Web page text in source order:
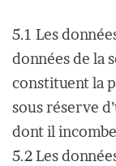
5.1 Les
données de la
constituent la
sous réserve
dont il
5.2 Les